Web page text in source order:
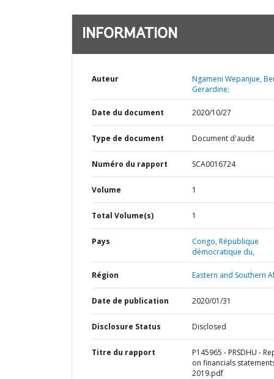
INFORMATION
Auteur
Ngameni Wepanjue,
Gerardine;
Date du document 2020/10/27
Type de document Document d'audit
Numéro du rapport SCA0016724
Volume 1
Total Volume(s) 1
Pays Congo,République
démocratique du,
Région Eastern and Southern
Date de publication 2020/01/31
Disclosure Status Disclosed
Titre du rapport
P145965 - PRSDHU -
on financials
2019.pdf